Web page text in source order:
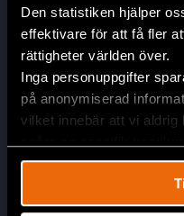
Den statistiken hjälper
effektivare för att få fler
rättigheter världen över.
Inga personuppgifter
på anonymiserad
vilket innebär att vi aldrig
Head Office
Civil Rights Defenders
Östgötagatan 90
Sweden
info@crd.org